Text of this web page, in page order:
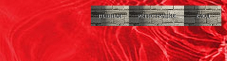
ГЛАВНАЯ РЕГИСТРАЦИЯ ВХОД